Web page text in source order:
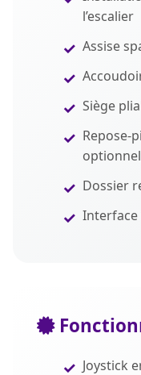
l’escalier
Assise
Siège
Repose-
Dossier
Joystick